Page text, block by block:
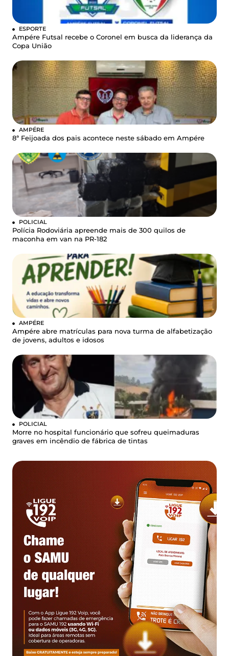
ESPORTE
Ampére Futsal recebe o Coronel em busca da liderança da
Copa União
AMPÉRE
8ª Feijoada dos pais acontece neste sábado em Ampére
POLICIAL
Polícia Rodoviária apreende mais de 300 quilos de
maconha em van na PR-182
AMPÉRE
Ampére abre matrículas para nova turma de alfabetização
de jovens, adultos e idosos
POLICIAL
Morre no hospital funcionário que sofreu queimaduras
graves em incêndio de fábrica de tintas